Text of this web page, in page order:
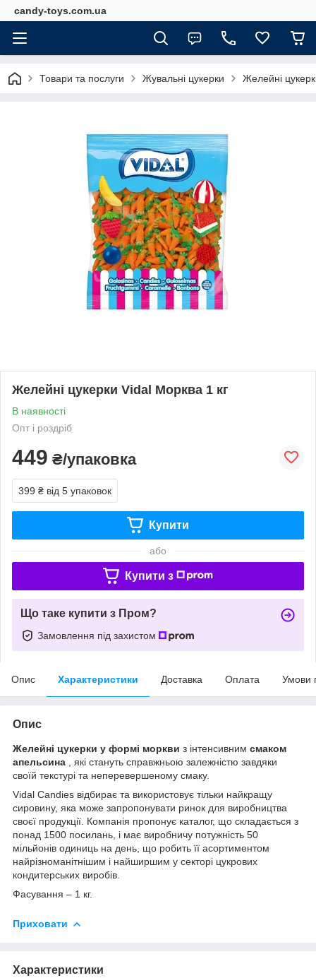
candy-toys.com.ua
Товари та послуги Жувальні цукерки Желейні
Желейні цукерки Vidal Морква 1 кг
В наявності
Опт і роздріб
449 ₴/упаковка
399 ₴ від 5 упаковок
Купити
або
Купити з
Що таке купити з Пром?
Замовлення під захистом
Опис Характеристики Доставка Оплата Умови
Опис
Желейні цукерки у формі моркви з інтенсивним смаком
апельсина
, які стануть справжньою залежністю завдяки
своїй текстурі та неперевершеному смаку.
Vidal Candies відбирає та використовує тільки найкращу
сировину, яка може запропонувати ринок для виробництва
своєї продукції. Компанія пропонує каталог, що складається з
понад 1500 посилань, і має виробничу потужність 50
мільйонів одиниць на день, що робить її асортиментом
найрізноманітнішим і найширшим у секторі цукрових
кондитерських виробів.
Фасування – 1 кг.
Приховати
Характеристики